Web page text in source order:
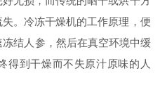
。冷冻干燥机的工作原理，便
结人参，然后在真空环境中缓
得到干燥而不失原汁原味的人